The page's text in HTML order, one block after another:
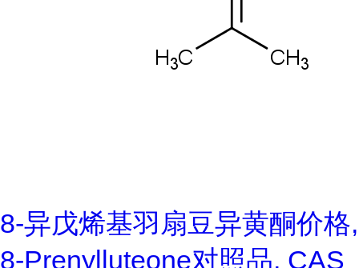
8-异戊烯基羽扇豆异黄酮价格,
8-Prenylluteone对照品, CAS